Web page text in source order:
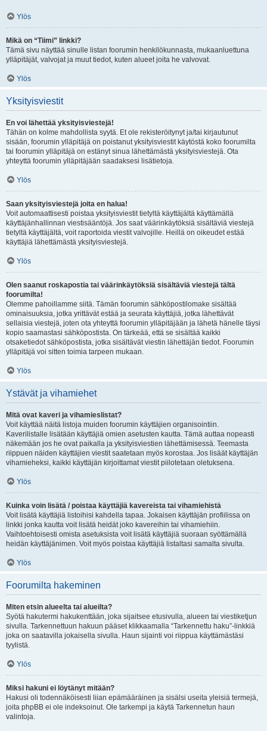
Ylös
Mikä on “Tiimi” linkki?
Tämä sivu näyttää sinulle listan foorumin henkilökunnasta, mukaanluettuna
ylläpitäjät, valvojat ja muut tiedot, kuten alueet joita he valvovat.
Ylös
Yksityisviestit
En voi lähettää yksityisviestejä!
Tähän on kolme mahdollista syytä. Et ole rekisteröitynyt ja/tai kirjautunut
sisään, foorumin ylläpitäjä on poistanut yksityisviestit käytöstä koko foorumilta
tai foorumin ylläpitäjä on estänyt sinua lähettämästä yksityisviestejä. Ota
yhteyttä foorumin ylläpitäjään saadaksesi lisätietoja.
Ylös
Saan yksityisviestejä joita en halua!
Voit automaattisesti poistaa yksityisviestit tietyltä käyttäjältä käyttämällä
käyttäjänhallinnan viestisääntöjä. Jos saat väärinkäytöksiä sisältäviä viestejä
tietyltä käyttäjältä, voit raportoida viestit valvojille. Heillä on oikeudet estää
käyttäjiä lähettämästä yksityisviestejä.
Ylös
Olen saanut roskapostia tai väärinkäytöksiä sisältäviä viestejä tältä
foorumilta!
Olemme pahoillamme siitä. Tämän foorumin sähköpostilomake sisältää
ominaisuuksia, jotka yrittävät estää ja seurata käyttäjiä, jotka lähettävät
sellaisia viestejä, joten ota yhteyttä foorumin ylläpitäjään ja lähetä hänelle täysi
kopio saamastasi sähköpostista. On tärkeää, että se sisältää kaikki
otsaketiedot sähköpostista, jotka sisältävät viestin lähettäjän tiedot. Foorumin
ylläpitäjä voi sitten toimia tarpeen mukaan.
Ylös
Ystävät ja vihamiehet
Mitä ovat kaveri ja vihamieslistat?
Voit käyttää näitä listoja muiden foorumin käyttäjien organisointiin.
Kaverilistalle lisätään käyttäjiä omien asetusten kautta. Tämä auttaa nopeasti
näkemään jos he ovat paikalla ja yksityisviestien lähettämisessä. Teemasta
riippuen näiden käyttäjien viestit saatetaan myös korostaa. Jos lisäät käyttäjän
vihamieheksi, kaikki käyttäjän kirjoittamat viestit piilotetaan oletuksena.
Ylös
Kuinka voin lisätä / poistaa käyttäjiä kavereista tai vihamiehistä
Voit lisätä käyttäjiä listoihisi kahdella tapaa. Jokaisen käyttäjän profiilissa on
linkki jonka kautta voit lisätä heidät joko kavereihin tai vihamiehiin.
Vaihtoehtoisesti omista asetuksista voit lisätä käyttäjiä suoraan syöttämällä
heidän käyttäjänimen. Voit myös poistaa käyttäjiä listaltasi samalta sivulta.
Ylös
Foorumilta hakeminen
Miten etsin alueelta tai alueilta?
Syötä hakutermi hakukenttään, joka sijaitsee etusivulla, alueen tai viestiketjun
sivulla. Tarkennettuun hakuun pääset klikkaamalla “Tarkennettu haku”-linkkiä
joka on saatavilla jokaisella sivulla. Haun sijainti voi riippua käyttämästäsi
tyylistä.
Ylös
Miksi hakuni ei löytänyt mitään?
Hakusi oli todennäköisesti liian epämääräinen ja sisälsi useita yleisiä termejä,
joita phpBB ei ole indeksoinut. Ole tarkempi ja käytä Tarkennetun haun
valintoja.